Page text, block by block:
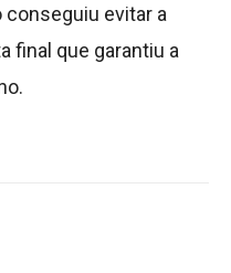
conseguiu evitar a
final que garantiu a